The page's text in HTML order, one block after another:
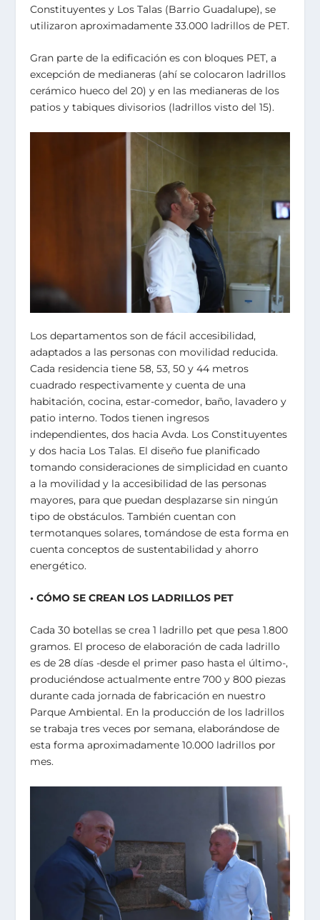
Constituyentes y Los Talas (Barrio Guadalupe), se
utilizaron aproximadamente 33.000 ladrillos de PET.
Gran parte de la edificación es con bloques PET, a
excepción de medianeras (ahí se colocaron ladrillos
cerámico hueco del 20) y en las medianeras de los
patios y tabiques divisorios (ladrillos visto del 15).
Los departamentos son de fácil accesibilidad,
adaptados a las personas con movilidad reducida.
Cada residencia tiene 58, 53, 50 y 44 metros
cuadrado respectivamente y cuenta de una
habitación, cocina, estar-comedor, baño, lavadero y
patio interno. Todos tienen ingresos
independientes, dos hacia Avda. Los Constituyentes
y dos hacia Los Talas. El diseño fue planificado
tomando consideraciones de simplicidad en cuanto
a la movilidad y la accesibilidad de las personas
mayores, para que puedan desplazarse sin ningún
tipo de obstáculos. También cuentan con
termotanques solares, tomándose de esta forma en
cuenta conceptos de sustentabilidad y ahorro
energético.
• CÓMO SE CREAN LOS LADRILLOS PET
Cada 30 botellas se crea 1 ladrillo pet que pesa 1.800
gramos. El proceso de elaboración de cada ladrillo
es de 28 días -desde el primer paso hasta el último-,
produciéndose actualmente entre 700 y 800 piezas
durante cada jornada de fabricación en nuestro
Parque Ambiental. En la producción de los ladrillos
se trabaja tres veces por semana, elaborándose de
esta forma aproximadamente 10.000 ladrillos por
mes.